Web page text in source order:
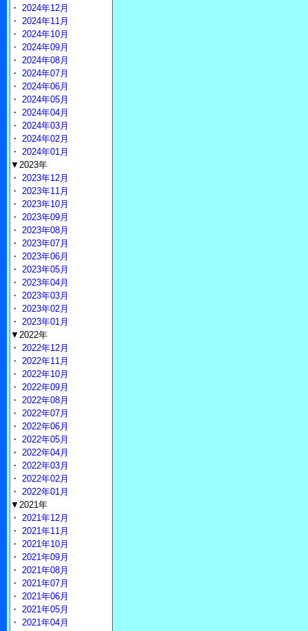
・ 2024年12月
・ 2024年11月
・ 2024年10月
・ 2024年09月
・ 2024年08月
・ 2024年07月
・ 2024年06月
・ 2024年05月
・ 2024年04月
・ 2024年03月
・ 2024年02月
・ 2024年01月
▼2023年
・ 2023年12月
・ 2023年11月
・ 2023年10月
・ 2023年09月
・ 2023年08月
・ 2023年07月
・ 2023年06月
・ 2023年05月
・ 2023年04月
・ 2023年03月
・ 2023年02月
・ 2023年01月
▼2022年
・ 2022年12月
・ 2022年11月
・ 2022年10月
・ 2022年09月
・ 2022年08月
・ 2022年07月
・ 2022年06月
・ 2022年05月
・ 2022年04月
・ 2022年03月
・ 2022年02月
・ 2022年01月
▼2021年
・ 2021年12月
・ 2021年11月
・ 2021年10月
・ 2021年09月
・ 2021年08月
・ 2021年07月
・ 2021年06月
・ 2021年05月
・ 2021年04月